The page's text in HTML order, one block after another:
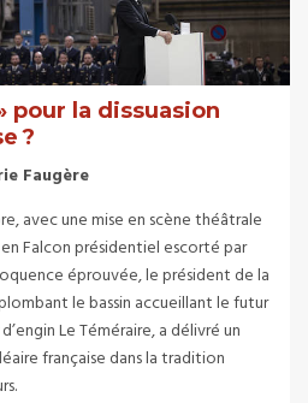
pour la dissuasion
?
Faugère
avec une mise en scène théâtrale
Falcon présidentiel escorté par
éprouvée, le président de la
le bassin accueillant le futur
Le Téméraire, a délivré un
française dans la tradition